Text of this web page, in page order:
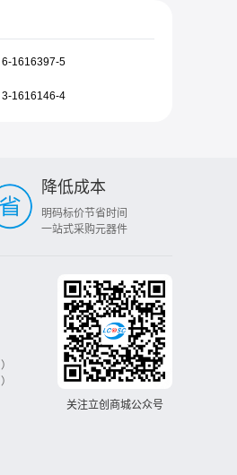
6-1616397-5
3-1616146-4
降低成本
明码标价节省时间
一站式采购元器件
关注立创商城公众号